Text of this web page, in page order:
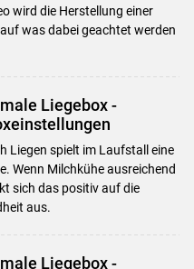
wird die Herstellung einer
was dabei geachtet werden
Liegebox -
Liegen spielt im Laufstall eine
Wenn Milchkühe ausreichend
sich das positiv auf die
aus.
Liegebox -